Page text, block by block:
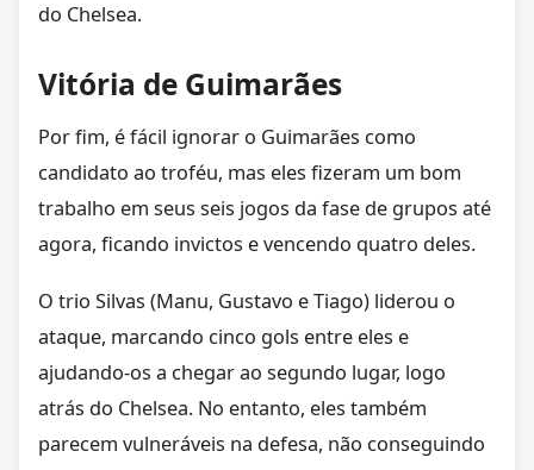
do Chelsea.
Vitória de Guimarães
Por fim, é fácil ignorar o Guimarães como
candidato ao troféu, mas eles fizeram um bom
trabalho em seus seis jogos da fase de grupos até
agora, ficando invictos e vencendo quatro deles.
O trio Silvas (Manu, Gustavo e Tiago) liderou o
ataque, marcando cinco gols entre eles e
ajudando-os a chegar ao segundo lugar, logo
atrás do Chelsea. No entanto, eles também
parecem vulneráveis na defesa, não conseguindo